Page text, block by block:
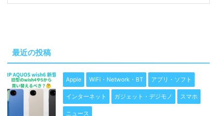
最近の投稿
Apple WiFi・Network・BT アプリ・ソフト
インターネット ガジェット・デジモノ スマホ
ニュース